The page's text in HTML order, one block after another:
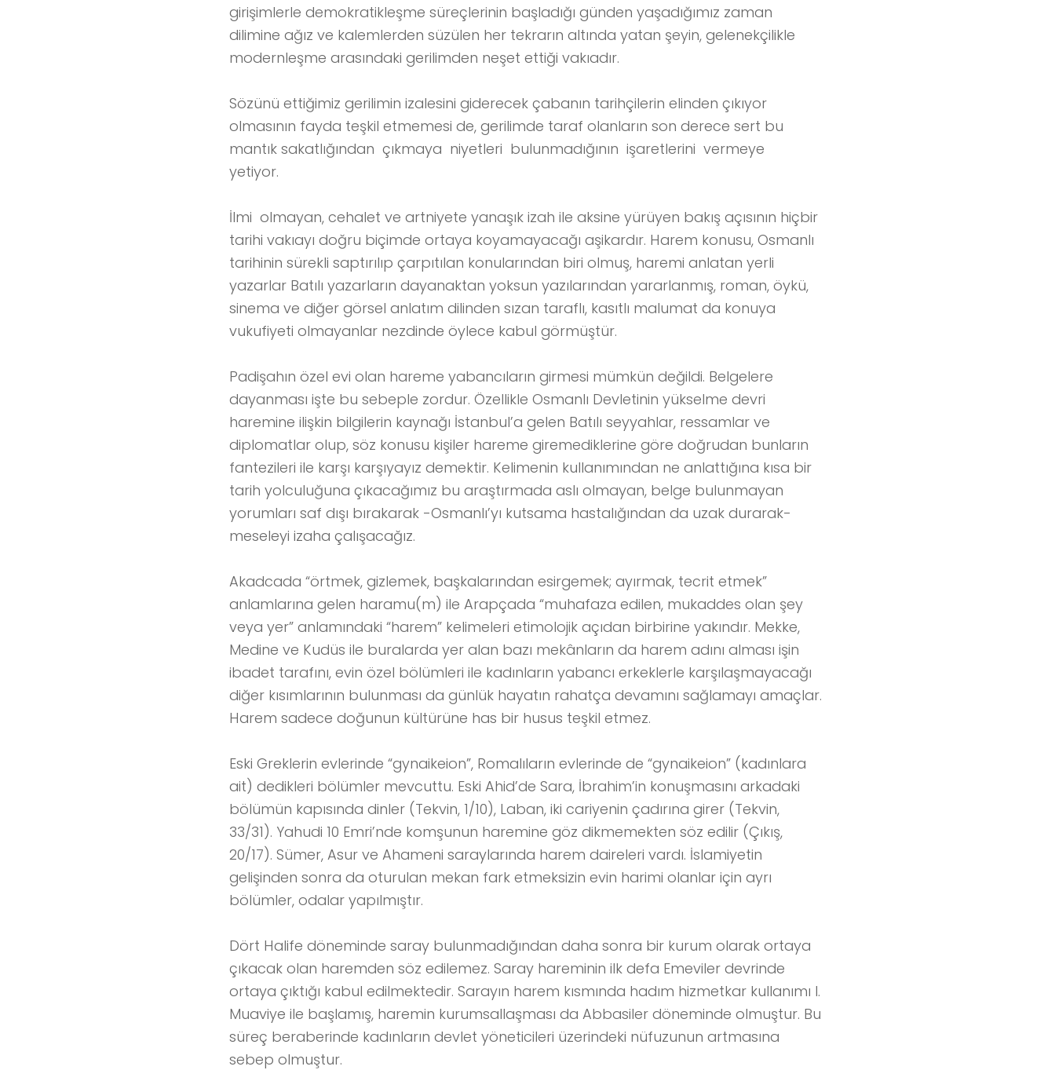
girişimlerle demokratikleşme süreçlerinin başladığı günden yaşadığımız zaman
dilimine ağız ve kalemlerden süzülen her tekrarın altında yatan şeyin, gelenekçilikle
modernleşme arasındaki gerilimden neşet ettiği vakıadır.
Sözünü ettiğimiz gerilimin izalesini giderecek çabanın tarihçilerin elinden çıkıyor
olmasının fayda teşkil etmemesi de, gerilimde taraf olanların son derece sert bu
mantık sakatlığından çıkmaya niyetleri bulunmadığının işaretlerini vermeye
yetiyor.
İlmi olmayan, cehalet ve artniyete yanaşık izah ile aksine yürüyen bakış açısının hiçbir
tarihi vakıayı doğru biçimde ortaya koyamayacağı aşikardır. Harem konusu, Osmanlı
tarihinin sürekli saptırılıp çarpıtılan konularından biri olmuş, haremi anlatan yerli
yazarlar Batılı yazarların dayanaktan yoksun yazılarından yararlanmış, roman, öykü,
sinema ve diğer görsel anlatım dilinden sızan taraflı, kasıtlı malumat da konuya
vukufiyeti olmayanlar nezdinde öylece kabul görmüştür.
Padişahın özel evi olan hareme yabancıların girmesi mümkün değildi. Belgelere
dayanması işte bu sebeple zordur. Özellikle Osmanlı Devletinin yükselme devri
haremine ilişkin bilgilerin kaynağı İstanbul’a gelen Batılı seyyahlar, ressamlar ve
diplomatlar olup, söz konusu kişiler hareme giremediklerine göre doğrudan bunların
fantezileri ile karşı karşıyayız demektir. Kelimenin kullanımından ne anlattığına kısa bir
tarih yolculuğuna çıkacağımız bu araştırmada aslı olmayan, belge bulunmayan
yorumları saf dışı bırakarak -Osmanlı’yı kutsama hastalığından da uzak durarak-
meseleyi izaha çalışacağız.
Akadcada “örtmek, gizlemek, başkalarından esirgemek; ayırmak, tecrit etmek”
anlamlarına gelen haramu(m) ile Arapçada “muhafaza edilen, mukaddes olan şey
veya yer” anlamındaki “harem” kelimeleri etimolojik açıdan birbirine yakındır. Mekke,
Medine ve Kudüs ile buralarda yer alan bazı mekânların da harem adını alması işin
ibadet tarafını, evin özel bölümleri ile kadınların yabancı erkeklerle karşılaşmayacağı
diğer kısımlarının bulunması da günlük hayatın rahatça devamını sağlamayı amaçlar.
Harem sadece doğunun kültürüne has bir husus teşkil etmez.
Eski Greklerin evlerinde “gynaikeion”, Romalıların evlerinde de “gynaikeion” (kadınlara
ait) dedikleri bölümler mevcuttu. Eski Ahid’de Sara, İbrahim’in konuşmasını arkadaki
bölümün kapısında dinler (Tekvin, 1/10), Laban, iki cariyenin çadırına girer (Tekvin,
33/31). Yahudi 10 Emri’nde komşunun haremine göz dikmemekten söz edilir (Çıkış,
20/17). Sümer, Asur ve Ahameni saraylarında harem daireleri vardı. İslamiyetin
gelişinden sonra da oturulan mekan fark etmeksizin evin harimi olanlar için ayrı
bölümler, odalar yapılmıştır.
Dört Halife döneminde saray bulunmadığından daha sonra bir kurum olarak ortaya
çıkacak olan haremden söz edilemez. Saray hareminin ilk defa Emeviler devrinde
ortaya çıktığı kabul edilmektedir. Sarayın harem kısmında hadım hizmetkar kullanımı I.
Muaviye ile başlamış, haremin kurumsallaşması da Abbasiler döneminde olmuştur. Bu
süreç beraberinde kadınların devlet yöneticileri üzerindeki nüfuzunun artmasına
sebep olmuştur.